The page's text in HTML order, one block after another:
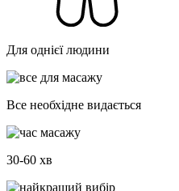
Для однієї людини
Все необхідне видається
30-60 хв